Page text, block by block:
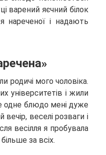
варений яєчний білок
нареченої і надають
родичі мого чоловіка.
університетів і жили
одне блюдо мені дуже
веселі розваги і
весілля я пробувала
за всіх.